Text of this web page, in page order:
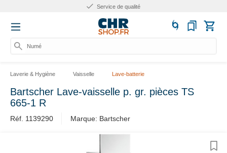
Service de qualité
Numéro
Laverie & Hygiène Vaisselle Lave-batterie
Bartscher Lave-vaisselle p. gr. pièces TS
665-1 R
Réf. 1139290 Marque: Bartscher